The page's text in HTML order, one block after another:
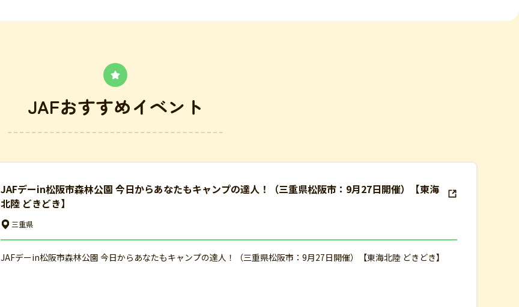
JAFおすすめイベント
JAFデーin松阪市森林公園 今日からあなたもキャンプの達人！（三重県松阪市：9月27日開催）【東海
北陸 どきどき】
三重県
JAFデーin松阪市森林公園 今日からあなたもキャンプの達人！（三重県松阪市：9月27日開催）【東海北陸 どきどき】